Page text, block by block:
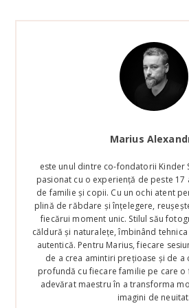
Marius
este unul dintre co-fondatorii Kinder
pasionat cu o experiență de peste
de familie și copii. Cu un ochi atent
plină de răbdare și înțelegere,
fiecărui moment unic. Stilul său
căldură și naturalețe, îmbinând
autentică. Pentru Marius, fiecare
de a crea amintiri prețioase și de a
profundă cu fiecare familie pe care o
adevărat maestru în a transforma
imagini de neuitat.